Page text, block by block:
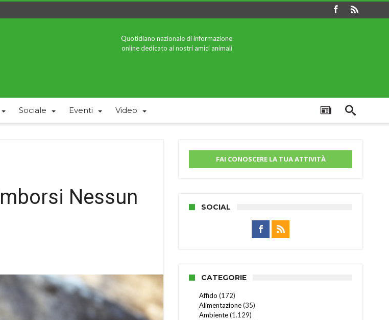
Quotidiano nazionale di informazione
online dedicato ai nostri amici animali
Sociale Eventi Video
Nessun
FAI CONOSCERE LA TUA ATTIVITÀ
SOCIAL
CATEGORIE
Affido (172)
Alimentazione(35)
Ambiente(1.129)